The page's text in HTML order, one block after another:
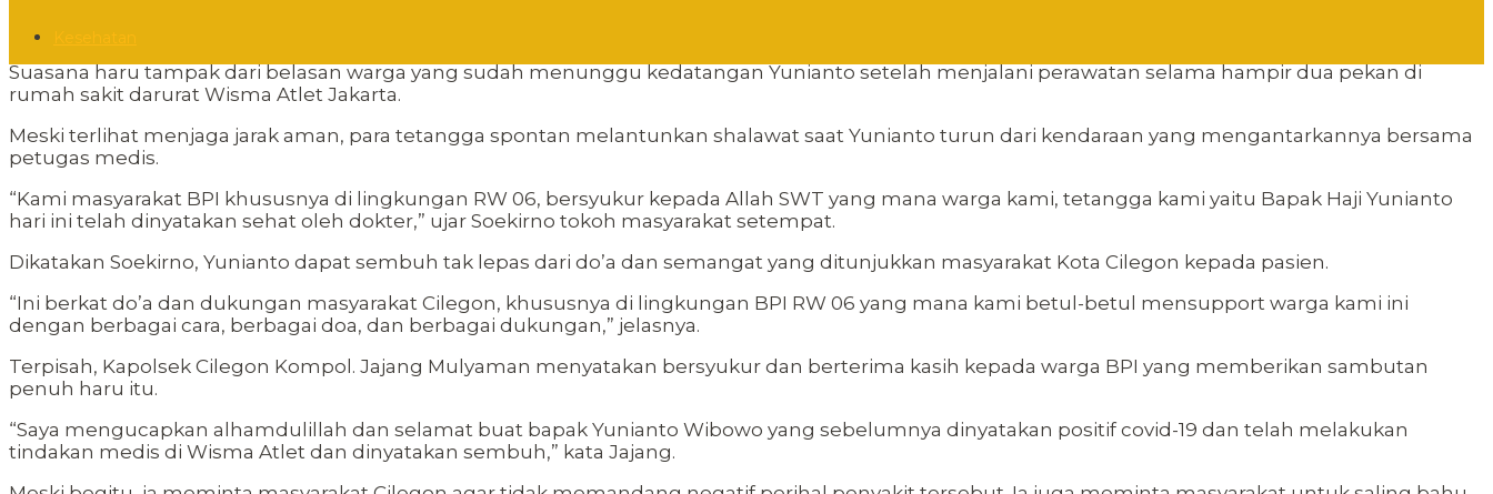
Suasana haru tampak dari belasan warga yang sudah menunggu kedatangan Yunianto setelah menjalani perawatan selama hampir dua pekan di
rumah sakit darurat Wisma Atlet Jakarta.
Meski terlihat menjaga jarak aman, para tetangga spontan melantunkan shalawat saat Yunianto turun dari kendaraan yang mengantarkannya bersama
petugas medis.
“Kami masyarakat BPI khususnya di lingkungan RW 06, bersyukur kepada Allah SWT yang mana warga kami, tetangga kami yaitu Bapak Haji Yunianto
hari ini telah dinyatakan sehat oleh dokter,” ujar Soekirno tokoh masyarakat setempat.
Dikatakan Soekirno, Yunianto dapat sembuh tak lepas dari do’a dan semangat yang ditunjukkan masyarakat Kota Cilegon kepada pasien.
“Ini berkat do’a dan dukungan masyarakat Cilegon, khususnya di lingkungan BPI RW 06 yang mana kami betul-betul mensupport warga kami ini
dengan berbagai cara, berbagai doa, dan berbagai dukungan,” jelasnya.
Terpisah, Kapolsek Cilegon Kompol. Jajang Mulyaman menyatakan bersyukur dan berterima kasih kepada warga BPI yang memberikan sambutan
penuh haru itu.
“Saya mengucapkan alhamdulillah dan selamat buat bapak Yunianto Wibowo yang sebelumnya dinyatakan positif covid-19 dan telah melakukan
tindakan medis di Wisma Atlet dan dinyatakan sembuh,” kata Jajang.